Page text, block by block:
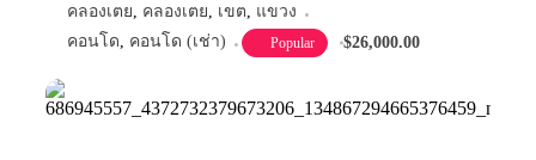
คลองเตย, คลองเตย, เขต, แขวง
คอนโด, คอนโด (เช่า) Popular $26,000.00